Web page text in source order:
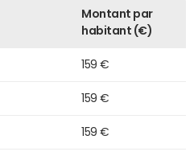
Montant par
habitant (€)
159 €
159 €
159 €